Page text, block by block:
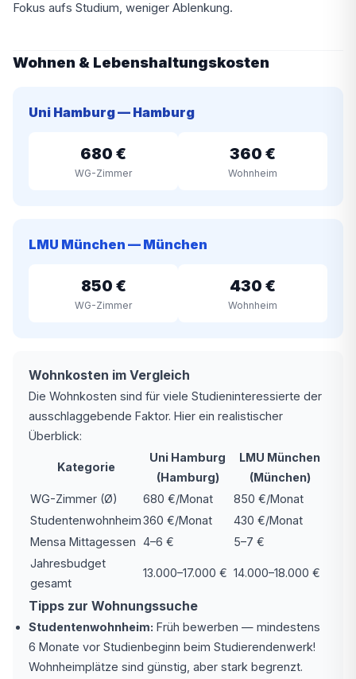
Fokus aufs Studium, weniger Ablenkung.
Wohnen & Lebenshaltungskosten
Uni Hamburg — Hamburg
680 €
WG-Zimmer
360 €
Wohnheim
LMU München — München
850 €
WG-Zimmer
430 €
Wohnheim
Wohnkosten im Vergleich
Die Wohnkosten sind für viele Studieninteressierte der
ausschlaggebende Faktor. Hier ein realistischer
Überblick:
Kategorie
Uni Hamburg
(Hamburg)
LMU München
(München)
WG-Zimmer (Ø)
680 €/Monat
850 €/Monat
Studentenwohnheim360 €/Monat
430 €/Monat
Mensa Mittagessen 4–6 €
5–7 €
Jahresbudget
gesamt
13.000–17.000 € 14.000–18.000 €
Tipps zur Wohnungssuche
Studentenwohnheim: Früh bewerben — mindestens
6 Monate vor Studienbeginn beim Studierendenwerk!
Wohnheimplätze sind günstig, aber stark begrenzt.